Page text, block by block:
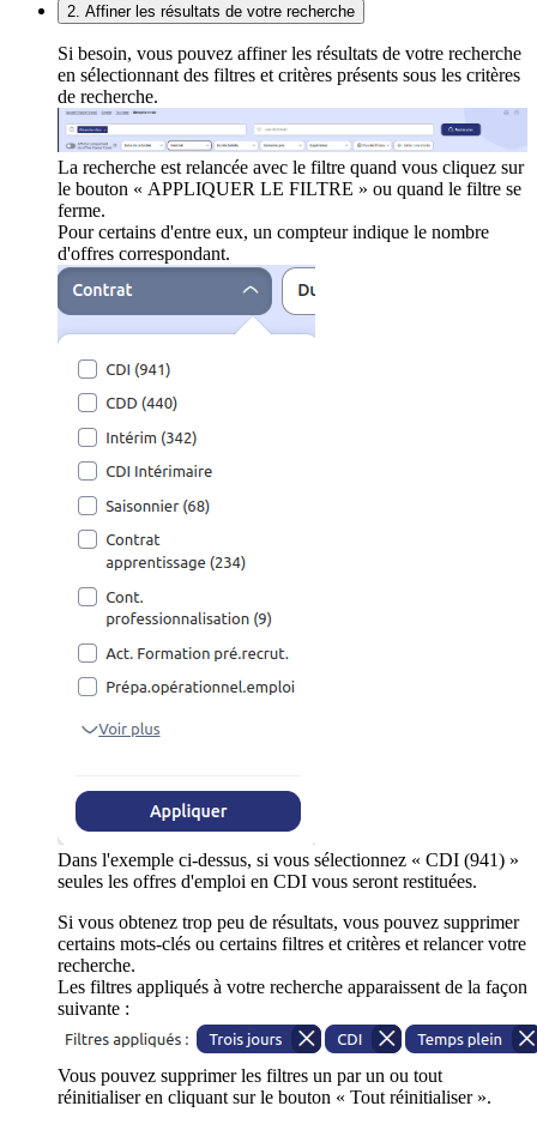
2. Affiner les résultats de votre recherche
Si besoin, vous pouvez affiner les résultats de votre recherche
en sélectionnant des filtres et critères présents sous les critères
de recherche.
La recherche est relancée avec le filtre quand vous cliquez sur
le bouton « APPLIQUER LE FILTRE » ou quand le filtre se
ferme.
Pour certains d'entre eux, un compteur indique le nombre
d'offres correspondant.
Dans l'exemple ci-dessus, si vous sélectionnez « CDI (941) »
seules les offres d'emploi en CDI vous seront restituées.
Si vous obtenez trop peu de résultats, vous pouvez supprimer
certains mots-clés ou certains filtres et critères et relancer votre
recherche.
Les filtres appliqués à votre recherche apparaissent de la façon
suivante :
Vous pouvez supprimer les filtres un par un ou tout
réinitialiser en cliquant sur le bouton « Tout réinitialiser ».